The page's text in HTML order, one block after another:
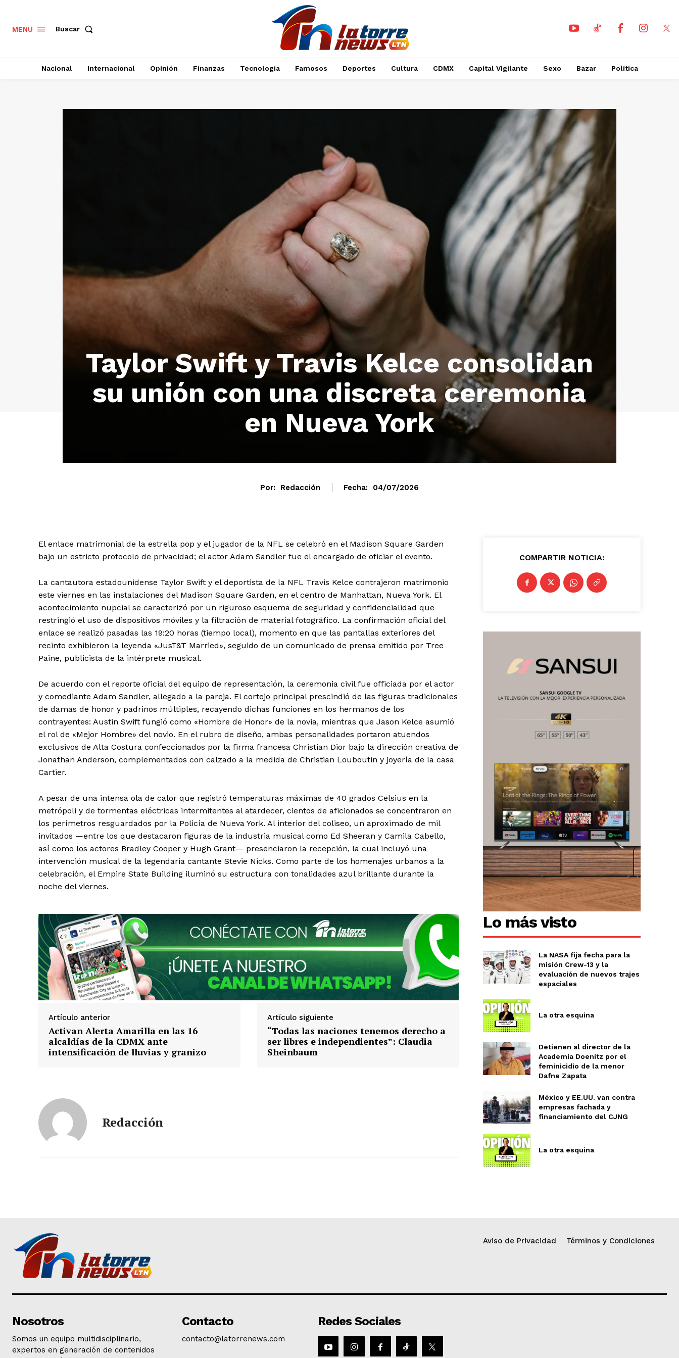
El Suplemento
SUSCRIBIRSE
Baja California
Baja California Sur
Campeche
Chiapas
Chihuahua
Ciudad de México
Colima
Durango Estado de México
Guanajuato Guerrero Hidalgo
Michoacán Zacatecas Yucatán
Tlaxcala
Tamaulipas Tabasco
Nayarit Morelos
MENU Buscar
Nacional Internacional Opinión Finanzas Tecnología Famosos Deportes Cultura CDMX Capital Vigilante Sexo Bazar Política
Taylor Swift y Travis Kelce consolidan
su unión con una discreta ceremonia
en Nueva York
Por: Redacción Fecha: 04/07/2026
El enlace matrimonial de la estrella pop y el jugador de la NFL se celebró en el Madison Square Garden
bajo un estricto protocolo de privacidad; el actor Adam Sandler fue el encargado de oficiar el evento.
La cantautora estadounidense Taylor Swift y el deportista de la NFL Travis Kelce contrajeron matrimonio
este viernes en las instalaciones del Madison Square Garden, en el centro de Manhattan, Nueva York. El
acontecimiento nupcial se caracterizó por un riguroso esquema de seguridad y confidencialidad que
restringió el uso de dispositivos móviles y la filtración de material fotográfico. La confirmación oficial del
enlace se realizó pasadas las 19:20 horas (tiempo local), momento en que las pantallas exteriores del
recinto exhibieron la leyenda «JusT&T Married», seguido de un comunicado de prensa emitido por Tree
Paine, publicista de la intérprete musical.
De acuerdo con el reporte oficial del equipo de representación, la ceremonia civil fue officiada por el actor
y comediante Adam Sandler, allegado a la pareja. El cortejo principal prescindió de las figuras tradicionales
de damas de honor y padrinos múltiples, recayendo dichas funciones en los hermanos de los
contrayentes: Austin Swift fungió como «Hombre de Honor» de la novia, mientras que Jason Kelce asumió
el rol de «Mejor Hombre» del novio. En el rubro de diseño, ambas personalidades portaron atuendos
exclusivos de Alta Costura confeccionados por la firma francesa Christian Dior bajo la dirección creativa de
Jonathan Anderson, complementados con calzado a la medida de Christian Louboutin y joyería de la casa
Cartier.
A pesar de una intensa ola de calor que registró temperaturas máximas de 40 grados Celsius en la
metrópoli y de tormentas eléctricas intermitentes al atardecer, cientos de aficionados se concentraron en
los perímetros resguardados por la Policía de Nueva York. Al interior del coliseo, un aproximado de mil
invitados —entre los que destacaron figuras de la industria musical como Ed Sheeran y Camila Cabello,
así como los actores Bradley Cooper y Hugh Grant— presenciaron la recepción, la cual incluyó una
intervención musical de la legendaria cantante Stevie Nicks. Como parte de los homenajes urbanos a la
celebración, el Empire State Building iluminó su estructura con tonalidades azul brillante durante la
noche del viernes.
Artículo anterior
Activan Alerta Amarilla en las 16
alcaldías de la CDMX ante
intensificación de lluvias y granizo
Artículo siguiente
“Todas las naciones tenemos derecho a
ser libres e independientes”: Claudia
Sheinbaum
Redacción
COMPARTIR NOTICIA:
Lo más visto
La NASA fija fecha para la
misión Crew-13 y la
evaluación de nuevos trajes
espaciales
La otra esquina
Detienen al director de la
Academia Doenitz por el
feminicidio de la menor
Dafne Zapata
México y EE.UU. van contra
empresas fachada y
financiamiento del CJNG
La otra esquina
Aviso de Privacidad Términos y Condiciones
Nosotros
Somos un equipo multidisciplinario,
expertos en generación de contenidos
Contacto
contacto@latorrenews.com
Redes Sociales